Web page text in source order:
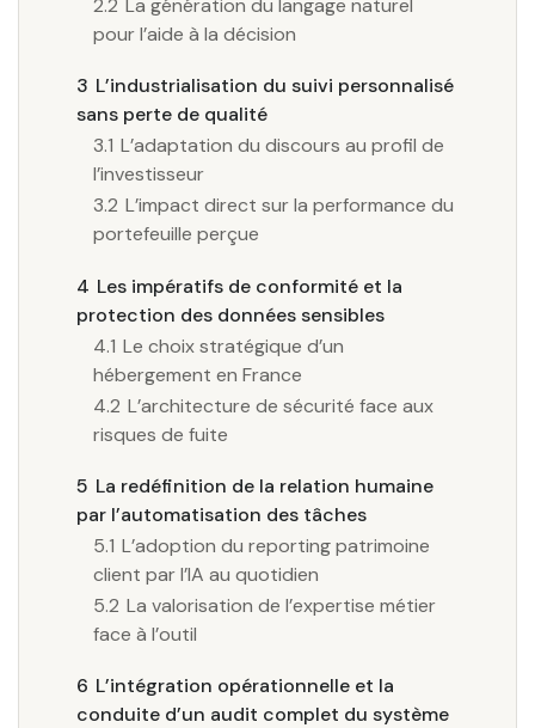
2.2 La génération du langage naturel
pour l’aide à la décision
3 L’industrialisation du suivi personnalisé
sans perte de qualité
3.1 L’adaptation du discours au profil de
l’investisseur
3.2 L’impact direct sur la performance du
portefeuille perçue
4 Les impératifs de conformité et la
protection des données sensibles
4.1 Le choix stratégique d’un
hébergement en France
4.2 L’architecture de sécurité face aux
risques de fuite
5 La redéfinition de la relation humaine
par l’automatisation des tâches
5.1 L’adoption du reporting patrimoine
client par l’IA au quotidien
5.2 La valorisation de l’expertise métier
face à l’outil
6 L’intégration opérationnelle et la
conduite d’un audit complet du système